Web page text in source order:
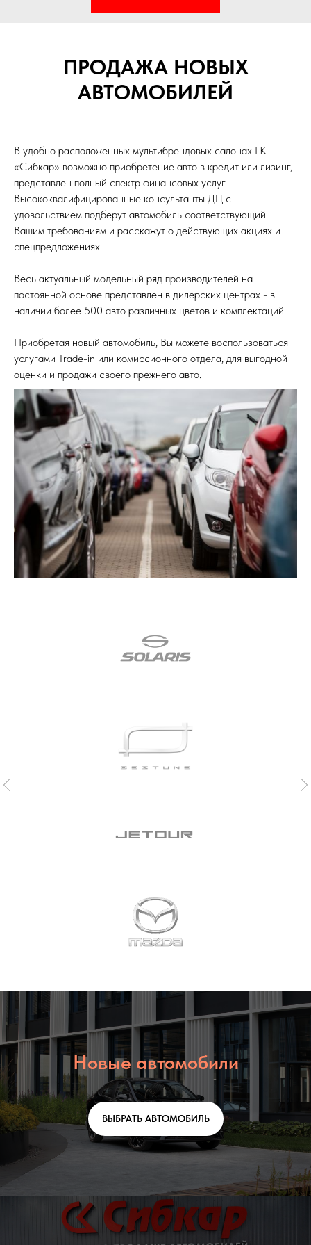
ПРОДАЖА НОВЫХ
АВТОМОБИЛЕЙ
В удобно расположенных мультибрендовых салонах ГК
«Сибкар» возможно приобретение авто в кредит или лизинг,
представлен полный спектр финансовых услуг.
Высококвалифицированные консультанты ДЦ с
удовольствием подберут автомобиль соответствующий
Вашим требованиям и расскажут о действующих акциях и
спецпредложениях.
Весь актуальный модельный ряд производителей на
постоянной основе представлен в дилерских центрах - в
наличии более 500 авто различных цветов и комплектаций.
Приобретая новый автомобиль, Вы можете воспользоваться
услугами Trade-in или комиссионного отдела, для выгодной
оценки и продажи своего прежнего авто.
Новые автомобили
ВЫБРАТЬ АВТОМОБИЛЬ